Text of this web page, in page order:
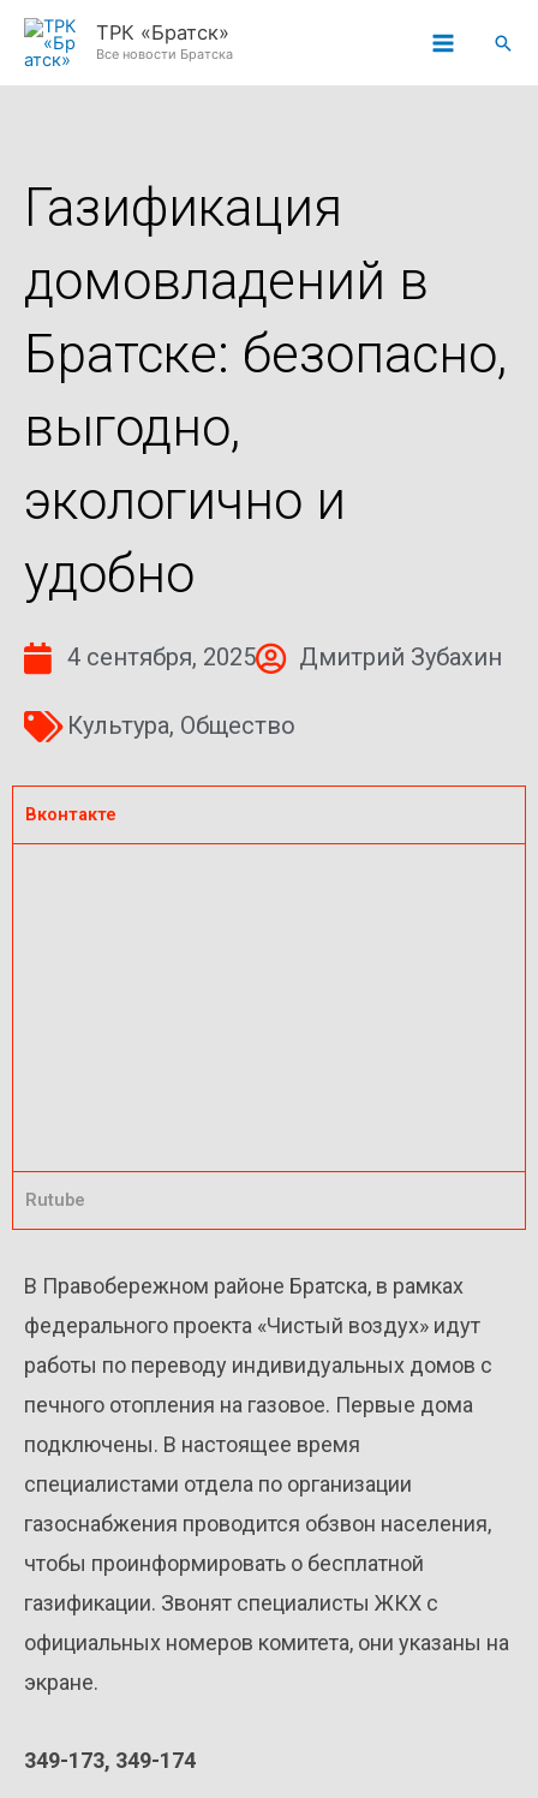
Перейти
ТРК «Братск»
Все новости Братска
Газификация
домовладений в
Братске: безопасно,
выгодно,
экологично и
удобно
4 сентября, 2025 Дмитрий Зубахин
Культура, Общество
Вконтакте
Rutube
В Правобережном районе Братска, в рамках
федерального проекта «Чистый воздух» идут
работы по переводу индивидуальных домов с
печного отопления на газовое. Первые дома
подключены. В настоящее время
специалистами отдела по организации
газоснабжения проводится обзвон населения,
чтобы проинформировать о бесплатной
газификации. Звонят специалисты ЖКХ с
официальных номеров комитета, они указаны на
экране.
349-173, 349-174